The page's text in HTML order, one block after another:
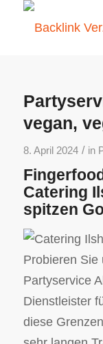
vegan,
8. April 2024 / in
Catering
spitzen
Probieren Sie
Partyservice
Dienstleister
diese